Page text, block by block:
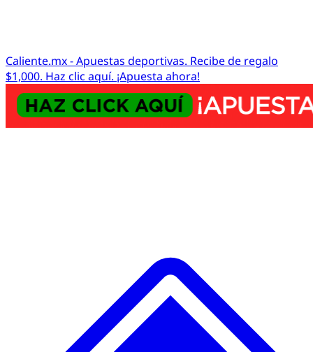
Caliente.mx - Apuestas deportivas. Recibe de regalo
$1,000. Haz clic aquí. ¡Apuesta ahora!